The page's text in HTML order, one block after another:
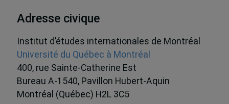
Adresse civique
Institut d’études internationales de Montréal
Université du Québec à Montréal
400, rue Sainte-Catherine Est
Bureau A-1540, Pavillon Hubert-Aquin
Montréal (Québec) H2L 3C5